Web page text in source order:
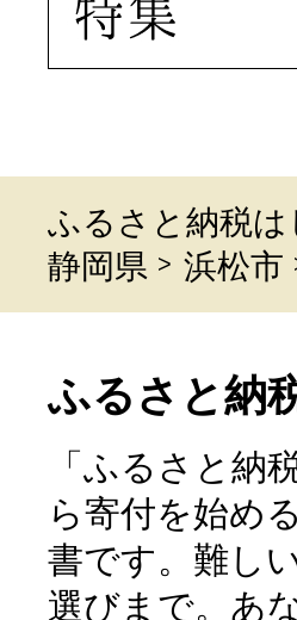
ふるさと納税
静岡県
浜松市
ふるさと納
「ふるさと納
ら寄付を始め
書です。難し
選びまで。あ